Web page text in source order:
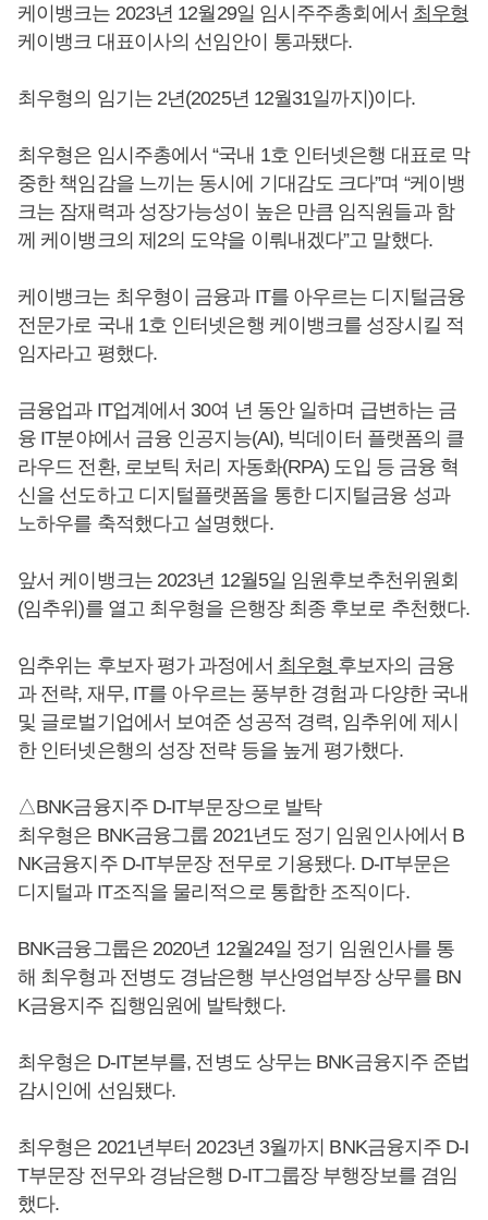
케이뱅크는 2023년 12월29일 임시주주총회에서 최우형
케이뱅크 대표이사의 선임안이 통과됐다.
최우형의 임기는 2년(2025년 12월31일까지)이다.
최우형은 임시주총에서 “국내 1호 인터넷은행 대표로 막
중한 책임감을 느끼는 동시에 기대감도 크다”며 “케이뱅
크는 잠재력과 성장가능성이 높은 만큼 임직원들과 함
께 케이뱅크의 제2의 도약을 이뤄내겠다”고 말했다.
케이뱅크는 최우형이 금융과 IT를 아우르는 디지털금융
전문가로 국내 1호 인터넷은행 케이뱅크를 성장시킬 적
임자라고 평했다.
금융업과 IT업계에서 30여 년 동안 일하며 급변하는 금
융 IT분야에서 금융 인공지능(AI), 빅데이터 플랫폼의 클
라우드 전환, 로보틱 처리 자동화(RPA) 도입 등 금융 혁
신을 선도하고 디지털플랫폼을 통한 디지털금융 성과
노하우를 축적했다고 설명했다.
앞서 케이뱅크는 2023년 12월5일 임원후보추천위원회
(임추위)를 열고 최우형을 은행장 최종 후보로 추천했다.
임추위는 후보자 평가 과정에서 최우형 후보자의 금융
과 전략, 재무, IT를 아우르는 풍부한 경험과 다양한 국내
및 글로벌기업에서 보여준 성공적 경력, 임추위에 제시
한 인터넷은행의 성장 전략 등을 높게 평가했다.
△BNK금융지주 D-IT부문장으로 발탁
최우형은 BNK금융그룹 2021년도 정기 임원인사에서 B
NK금융지주 D-IT부문장 전무로 기용됐다. D-IT부문은
디지털과 IT조직을 물리적으로 통합한 조직이다.
BNK금융그룹은 2020년 12월24일 정기 임원인사를 통
해 최우형과 전병도 경남은행 부산영업부장 상무를 BN
K금융지주 집행임원에 발탁했다.
최우형은 D-IT본부를, 전병도 상무는 BNK금융지주 준법
감시인에 선임됐다.
최우형은 2021년부터 2023년 3월까지 BNK금융지주 D-I
T부문장 전무와 경남은행 D-IT그룹장 부행장보를 겸임
했다.